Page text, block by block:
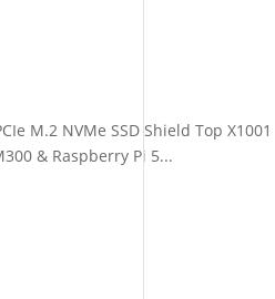
M.2 NVMe SSD Shield Top X1001
& Raspberry Pi 5...